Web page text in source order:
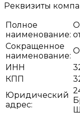
Реквизиты
Полное
наименование:
Сокращенное
наименование:
ИНН
КПП
Юридический
адрес: